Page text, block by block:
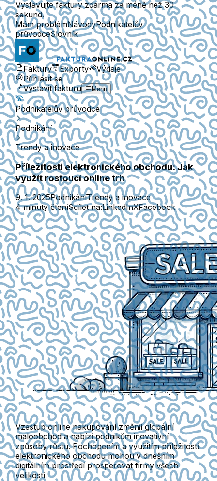
Vystavujte faktury zdarma za méně než 30
sekund.
Mám problémNávodyPodnikatelův
průvodceSlovník
Faktury Exporty
Výdaje
Přihlásit se
Vystavit fakturu
Menu
Podnikatelův průvodce
Podnikání
Trendy a inovace
Příležitosti elektronického obchodu: Jak
využít rostoucí online trh
9. 1. 2025PodnikáníTrendy a inovace
4 minuty čteníSdílet na:LinkedInXFacebook
Vzestup online nakupování změnil globální
maloobchod a nabízí podnikům inovativní
způsoby růstu. Pochopením a využitím příležitostí
elektronického obchodu mohou v dnešním
digitálním prostředí prosperovat firmy všech
velikostí.